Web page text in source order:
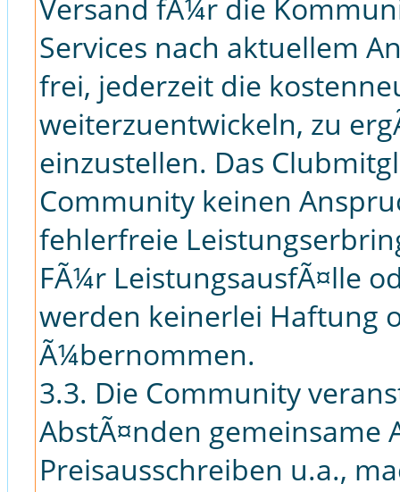
Versand fÃ¼r die
Services nach aktuellem
frei, jederzeit die
weiterzuentwickeln, zu
einzustellen. Das
Community keinen
fehlerfreie
FÃ¼r LeistungsausfÃ¤lle
werden keinerlei Haftung
Ã¼bernommen.
3.3. Die Community
AbstÃ¤nden gemeinsame
Preisausschreiben u.a.,